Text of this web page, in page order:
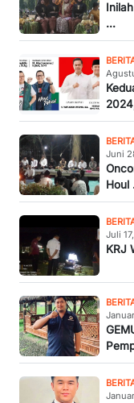
...
Juni
Houl
Juli
KRJ